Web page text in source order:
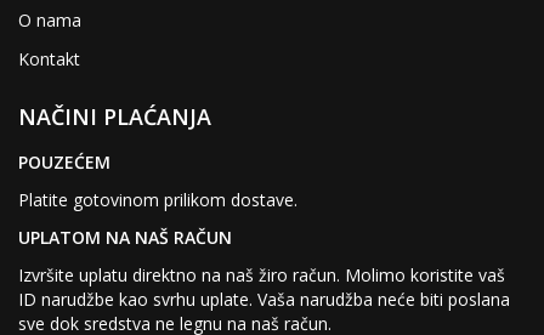
O nama
Kontakt
NAČINI PLAĆANJA
POUZEĆEM
Platite gotovinom prilikom dostave.
UPLATOM NA NAŠ RAČUN
Izvršite uplatu direktno na naš žiro račun. Molimo koristite vaš
ID narudžbe kao svrhu uplate. Vaša narudžba neće biti poslana
sve dok sredstva ne legnu na naš račun.